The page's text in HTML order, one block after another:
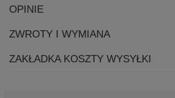
OPINIE
ZWROTY I WYMIANA
ZAKŁADKA KOSZTY WYSYŁKI